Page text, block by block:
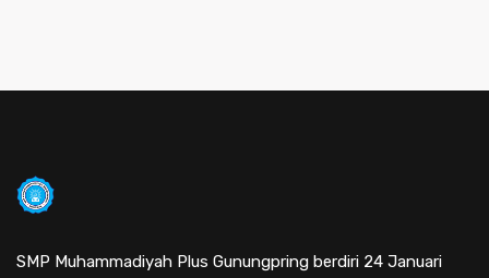
SMP Muhammadiyah Plus Gunungpring berdiri 24 Januari